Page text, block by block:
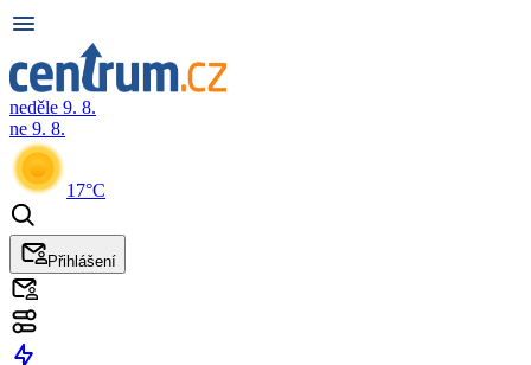
neděle 9. 8.
ne 9. 8.
17°C
Přihlášení